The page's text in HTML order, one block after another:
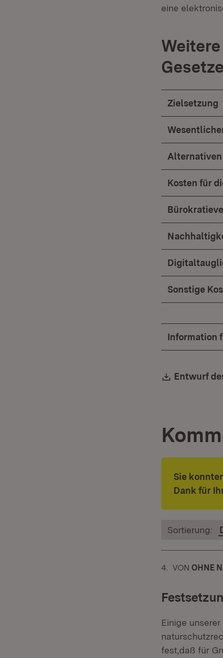
eine
Zielsetzung
Alternativen
Kosten für
Sonstige
Information
Download:
Entwurf
Sie
Dank für
Sortierung:
4. KOMMENTAR
VON :OHNE
Einige
fest,daß für